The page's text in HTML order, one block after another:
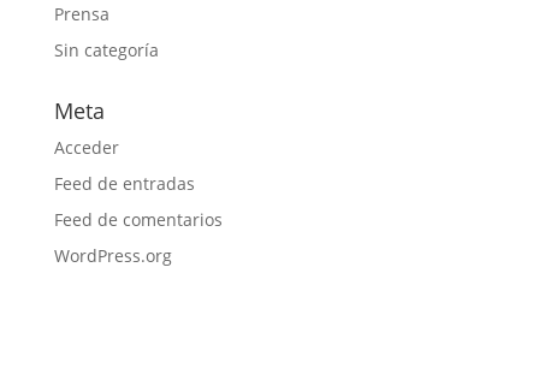
Prensa
Sin categoría
Meta
Acceder
Feed de entradas
Feed de comentarios
WordPress.org